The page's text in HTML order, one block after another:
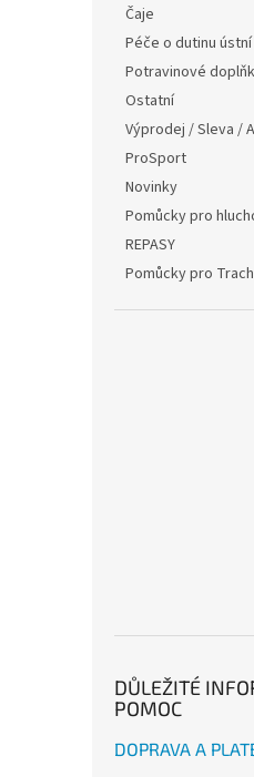
Čaje
Péče o dutinu ústní
Potravinové
Ostatní
Výprodej / Sleva /
ProSport
Novinky
Pomůcky pro
REPASY
Pomůcky pro
DŮLEŽITÉ
POMOC
DOPRAVA A